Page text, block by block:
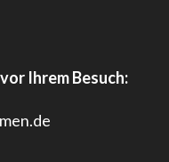
Ihrem Besuch: